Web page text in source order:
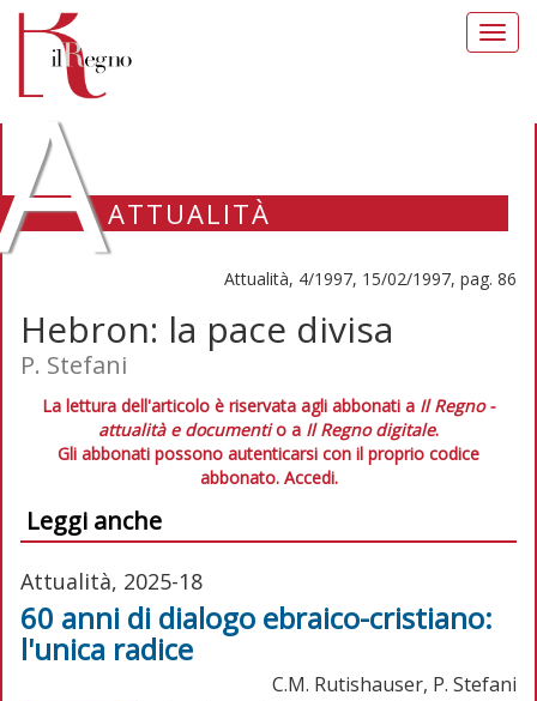
ATTUALITÀ
Attualità, 4/1997, 15/02/1997, pag. 86
Hebron: la pace divisa
P. Stefani
La lettura dell'articolo è riservata agli abbonati a Il Regno -
attualità e documentio a Il Regno digitale.
Gli abbonati possono autenticarsi con il proprio codice
abbonato. Accedi.
Leggi anche
Attualità, 2025-18
60 anni di dialogo ebraico-cristiano:
l'unica radice
C.M. Rutishauser, P. Stefani